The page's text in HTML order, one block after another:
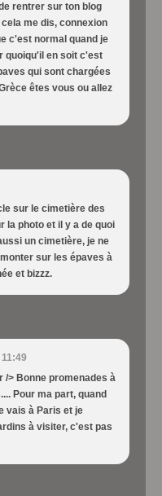
rentrer sur ton blog
me dis, connexion
c'est normal quand je
quoiqu'il en soit c'est
qui sont chargées
êtes vous ou allez
sur le cimetière des
la photo et il y a de quoi
un cimetière, je ne
sur les épaves à
et bizzz.
/> Bonne promenades à
Pour ma part, quand
vais à Paris et je
à visiter, c'est pas